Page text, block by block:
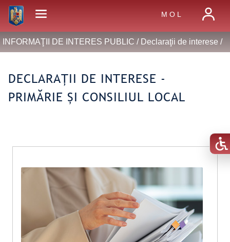
M O L
INFORMAŢII DE INTERES PUBLIC / Declaraţii de interese/
DECLARAȚII DE INTERESE -
PRIMĂRIE ȘI CONSILIUL LOCAL